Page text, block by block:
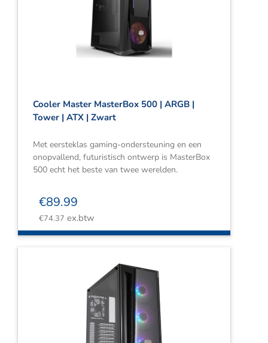
Cooler Master MasterBox 500 | ARGB |
Tower | ATX | Zwart
Met eersteklas gaming-ondersteuning en een
onopvallend, futuristisch ontwerp is MasterBox
500 echt het beste van twee werelden.
€89.99
€74.37 ex.btw